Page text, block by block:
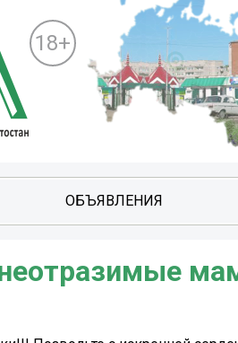
18+
ОБЪЯВЛЕНИЯ